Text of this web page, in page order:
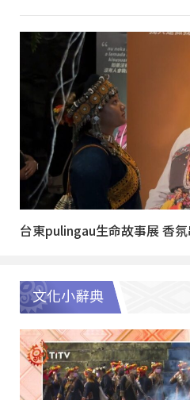
台東pulingau生命故事展 香
文化小辭典